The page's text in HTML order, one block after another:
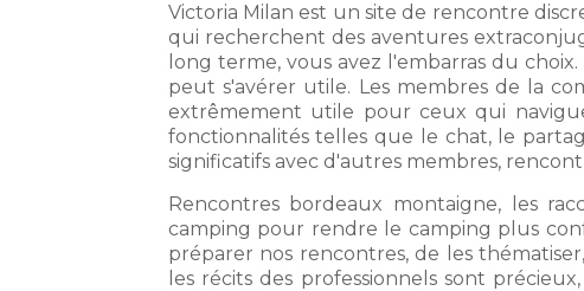
Victoria Milan est un site de rencontre
qui recherchent des aventures
long terme, vous avez l'embarras du
peut s'avérer utile. Les membres de la
extrêmement utile pour ceux qui
fonctionnalités telles que le chat, le
significatifs avec d'autres membres,
Rencontres bordeaux montaigne, les
camping pour rendre le camping plus
préparer nos rencontres, de les
les récits des professionnels sont